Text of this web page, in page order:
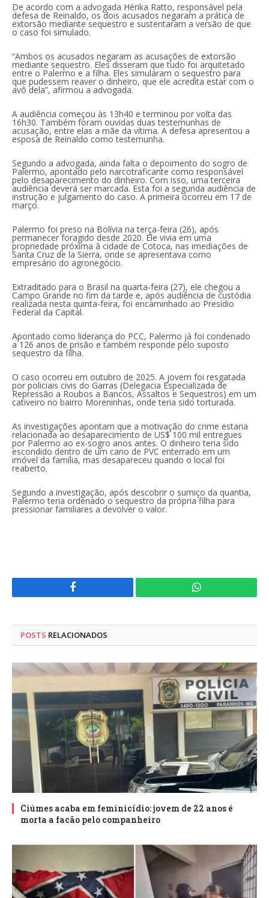
De acordo com a advogada Hérika Ratto, responsável pela
defesa de Reinaldo, os dois acusados negaram a prática de
extorsão mediante sequestro e sustentaram a versão de que
o caso foi simulado.
“Ambos os acusados negaram as acusações de extorsão
mediante sequestro. Eles disseram que tudo foi arquitetado
entre o Palermo e a filha. Eles simularam o sequestro para
que pudessem reaver o dinheiro, que ele acredita estar com o
avô dela”, afirmou a advogada.
A audiência começou às 13h40 e terminou por volta das
16h30. Também foram ouvidas duas testemunhas de
acusação, entre elas a mãe da vítima. A defesa apresentou a
esposa de Reinaldo como testemunha.
Segundo a advogada, ainda falta o depoimento do sogro de
Palermo, apontado pelo narcotraficante como responsável
pelo desaparecimento do dinheiro. Com isso, uma terceira
audiência deverá ser marcada. Esta foi a segunda audiência de
instrução e julgamento do caso. A primeira ocorreu em 17 de
março.
Palermo foi preso na Bolívia na terça-feira (26), após
permanecer foragido desde 2020. Ele vivia em uma
propriedade próxima à cidade de Cotoca, nas imediações de
Santa Cruz de la Sierra, onde se apresentava como
empresário do agronegócio.
Extraditado para o Brasil na quarta-feira (27), ele chegou a
Campo Grande no fim da tarde e, após audiência de custódia
realizada nesta quinta-feira, foi encaminhado ao Presídio
Federal da Capital.
Apontado como liderança do PCC, Palermo já foi condenado
a 126 anos de prisão e também responde pelo suposto
sequestro da filha.
O caso ocorreu em outubro de 2025. A jovem foi resgatada
por policiais civis do Garras (Delegacia Especializada de
Repressão a Roubos a Bancos, Assaltos e Sequestros) em um
cativeiro no bairro Moreninhas, onde teria sido torturada.
As investigações apontam que a motivação do crime estaria
relacionada ao desaparecimento de US$ 100 mil entregues
por Palermo ao ex-sogro anos antes. O dinheiro teria sido
escondido dentro de um cano de PVC enterrado em um
imóvel da família, mas desapareceu quando o local foi
reaberto.
Segundo a investigação, após descobrir o sumiço da quantia,
Palermo teria ordenado o sequestro da própria filha para
pressionar familiares a devolver o valor.
Facebook WhatsApp
POSTS RELACIONADOS
Ciúmes acaba em feminicídio: jovem de 22 anos é
morta a facão pelo companheiro